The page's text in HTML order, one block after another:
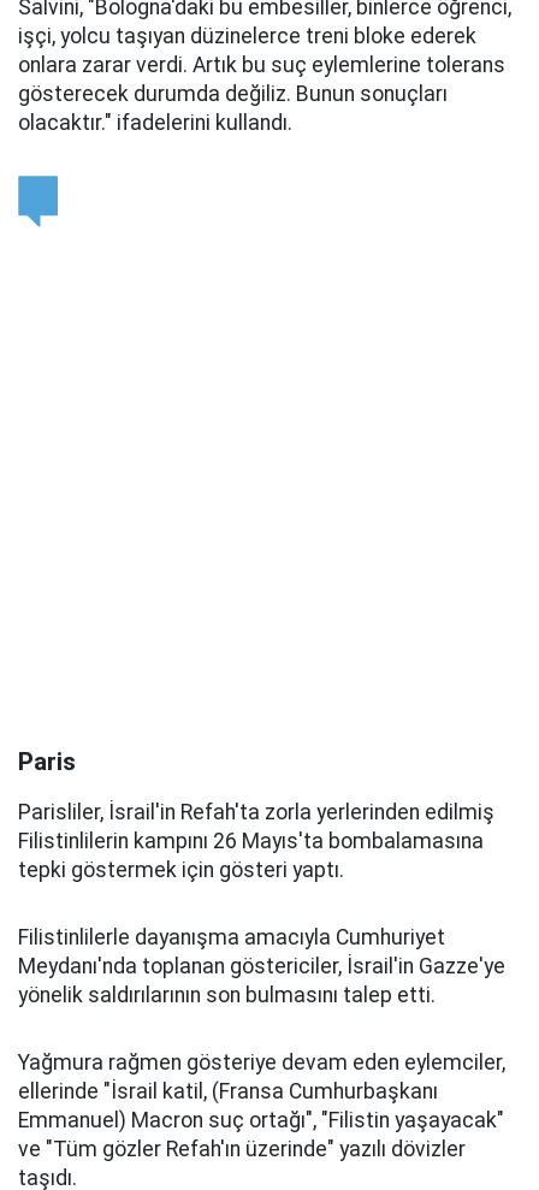
Salvini, "Bologna'daki bu embesiller, binlerce öğrenci,
işçi, yolcu taşıyan düzinelerce treni bloke ederek
onlara zarar verdi. Artık bu suç eylemlerine tolerans
gösterecek durumda değiliz. Bunun sonuçları
olacaktır." ifadelerini kullandı.
Paris
Parisliler, İsrail'in Refah'ta zorla yerlerinden edilmiş
Filistinlilerin kampını 26 Mayıs'ta bombalamasına
tepki göstermek için gösteri yaptı.
Filistinlilerle dayanışma amacıyla Cumhuriyet
Meydanı'nda toplanan göstericiler, İsrail'in Gazze'ye
yönelik saldırılarının son bulmasını talep etti.
Yağmura rağmen gösteriye devam eden eylemciler,
ellerinde "İsrail katil, (Fransa Cumhurbaşkanı
Emmanuel) Macron suç ortağı", "Filistin yaşayacak"
ve "Tüm gözler Refah'ın üzerinde" yazılı dövizler
taşıdı.